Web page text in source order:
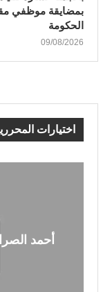
بمضايقة موظفي
الحكومة
09/08/2026
اختيارات
أحمد